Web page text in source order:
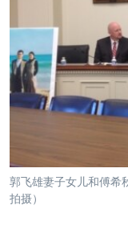
跳
转
中东
欧洲
非洲
人权·法律·宗教
科教·文娱·体健
军事
热点专题
白宫要闻
国会报道
埃博拉疫情
VOA视频
VOA今日焦点
关注我们
郭飞雄妻子女儿和傅希
拍摄）